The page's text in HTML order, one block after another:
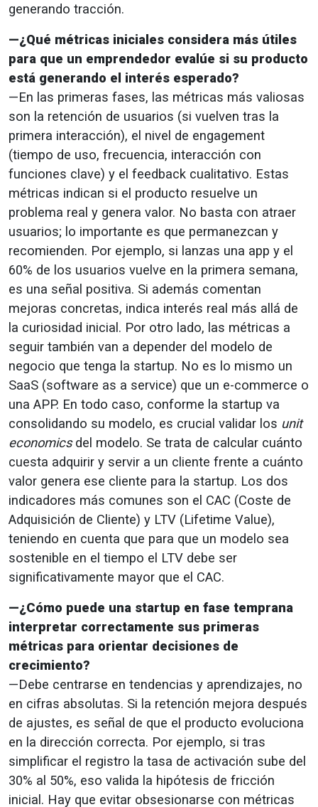
generando tracción.
—¿Qué métricas iniciales considera más útiles
para que un emprendedor evalúe si su producto
está generando el interés esperado?
—En las primeras fases, las métricas más valiosas
son la retención de usuarios (si vuelven tras la
primera interacción), el nivel de engagement
(tiempo de uso, frecuencia, interacción con
funciones clave) y el feedback cualitativo. Estas
métricas indican si el producto resuelve un
problema real y genera valor. No basta con atraer
usuarios; lo importante es que permanezcan y
recomienden. Por ejemplo, si lanzas una app y el
60% de los usuarios vuelve en la primera semana,
es una señal positiva. Si además comentan
mejoras concretas, indica interés real más allá de
la curiosidad inicial. Por otro lado, las métricas a
seguir también van a depender del modelo de
negocio que tenga la startup. No es lo mismo un
SaaS (software as a service) que un e-commerce o
una APP. En todo caso, conforme la startup va
consolidando su modelo, es crucial validar los unit
economicsdel modelo. Se trata de calcular cuánto
cuesta adquirir y servir a un cliente frente a cuánto
valor genera ese cliente para la startup. Los dos
indicadores más comunes son el CAC (Coste de
Adquisición de Cliente) y LTV (Lifetime Value),
teniendo en cuenta que para que un modelo sea
sostenible en el tiempo el LTV debe ser
significativamente mayor que el CAC.
—¿Cómo puede una startup en fase temprana
interpretar correctamente sus primeras
métricas para orientar decisiones de
crecimiento?
—Debe centrarse en tendencias y aprendizajes, no
en cifras absolutas. Si la retención mejora después
de ajustes, es señal de que el producto evoluciona
en la dirección correcta. Por ejemplo, si tras
simplificar el registro la tasa de activación sube del
30% al 50%, eso valida la hipótesis de fricción
inicial. Hay que evitar obsesionarse con métricas